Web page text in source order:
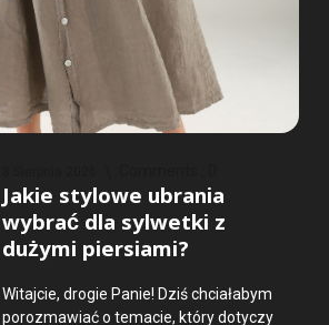
Jakie stylowe ubrania
wybrać dla sylwetki z
dużymi piersiami?
Witajcie, drogie Panie! Dziś chciałabym
porozmawiać o temacie, który dotyczy